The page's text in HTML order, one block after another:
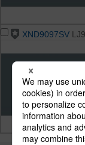
XND9097SV LJ9